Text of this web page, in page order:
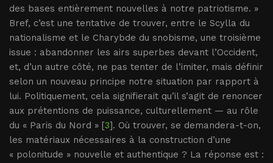
des bases entièrement nouvelles à notre patriotisme. »
Bref, c’est une tentative de trouver, entre le Scylla du
nationalisme et le Charybde du snobisme, une troisième
issue : abandonner les airs superbes devant l’Occident,
et, d’un autre côté, ne pas tenter de l’imiter, mais définir
selon un nouveau principe notre situation par rapport à
lui. Politiquement, cela signifierait qu’il s’agit de renoncer
aux prétentions de puissance, culturellement — au rôle
du « Paris du Nord » [3]. Où trouver, se demandera-t-on,
les matériaux nécessaires à la construction d’une
« polonitude » nouvelle et authentique ? La réponse est :